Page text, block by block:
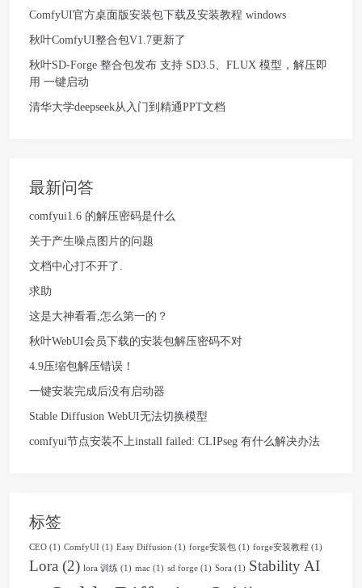
ComfyUI官方桌面版安装包下载及安装教程 windows
秋叶ComfyUI整合包V1.7更新了
秋叶SD-Forge 整合包发布 支持 SD3.5、FLUX 模型，解压即
用 一键启动
清华大学deepseek从入门到精通PPT文档
最新问答
comfyui1.6 的解压密码是什么
关于产生噪点图片的问题
文档中心打不开了.
求助
这是大神看看,怎么第一的？
秋叶WebUI会员下载的安装包解压密码不对
4.9压缩包解压错误！
一键安装完成后没有启动器
Stable Diffusion WebUI无法切换模型
comfyui节点安装不上install failed: CLIPseg 有什么解决办法
标签
CEO (1) ComfyUI (1) Easy Diffusion (1) forge安装包 (1) forge安装教程 (1)
Lora (2) lora 训练 (1) mac (1) sd forge (1) Sora (1) Stability AI